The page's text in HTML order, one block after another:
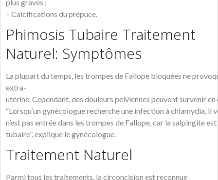
plus graves ;
– Calcifications du prépuce.
Phimosis Tubaire Traitement
Naturel: Symptômes
La plupartdu temps, les trompes de Fallope bloquées ne
extra-
utérine.Cependant,des douleurs pelviennespeuventsurveniren
“Lorsqu’ungynécologuerechercheune infection à chlamydia, il
n’estpas entréedans les trompes de Fallope,car la salpingiteest
tubaire”,explique legynécologue.
Traitement Naturel
Parmi tous les traitements, la circoncision est reconnue